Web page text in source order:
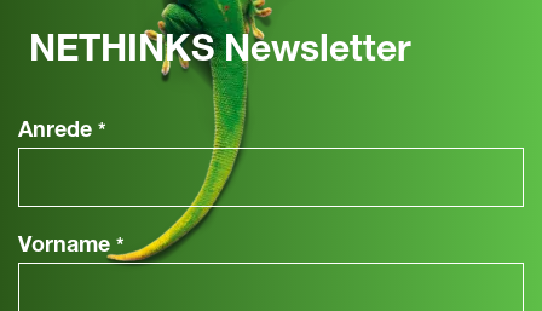
NETHINKS Newsletter
Anrede *
Vorname *